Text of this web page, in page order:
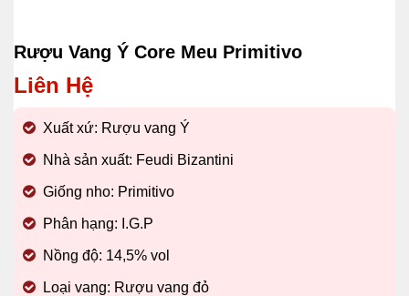
Rượu Vang Ý Core Meu Primitivo
Liên Hệ
Xuất xứ: Rượu vang Ý
Nhà sản xuất: Feudi Bizantini
Giống nho: Primitivo
Phân hạng: I.G.P
Nồng độ: 14,5% vol
Loại vang: Rượu vang đỏ